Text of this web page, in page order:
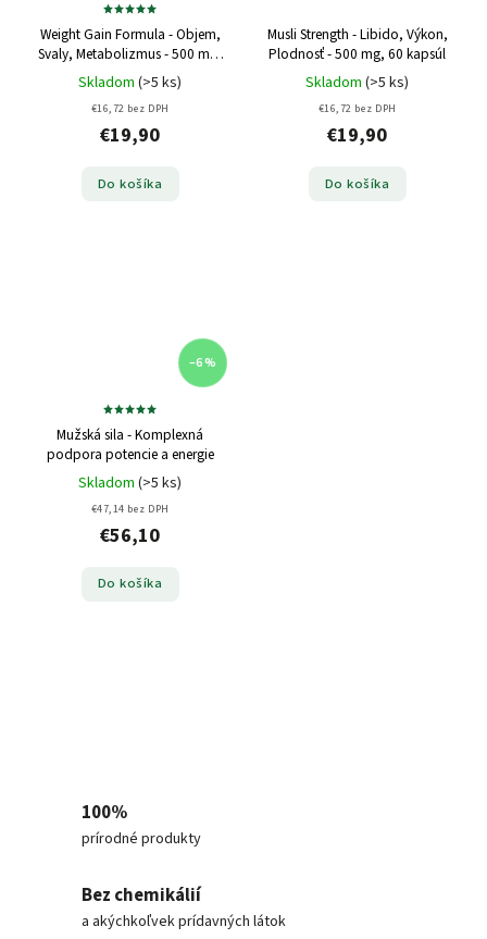
Weight Gain Formula - Objem,
Svaly, Metabolizmus - 500 mg,
60 kapsúl
Skladom (>5 ks)
€16,72 bez DPH
€19,90
Do košíka
Musli Strength - Libido, Výkon,
Plodnosť - 500 mg, 60 kapsúl
Skladom (>5 ks)
€16,72 bez DPH
€19,90
Do košíka
–6 %
Mužská sila - Komplexná
podpora potencie a energie
Skladom (>5 ks)
€47,14 bez DPH
€56,10
Do košíka
100%
prírodné produkty
Bez chemikálií
a akýchkoľvek prídavných látok